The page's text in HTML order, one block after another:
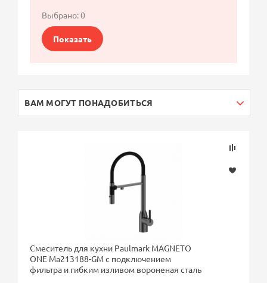
Выбрано:0
Показать
ВАМ МОГУТ ПОНАДОБИТЬСЯ
Смеситель для кухни Paulmark MAGNETO
ONE Ma213188-GM с подключением
фильтра и гибким изливом вороненая сталь